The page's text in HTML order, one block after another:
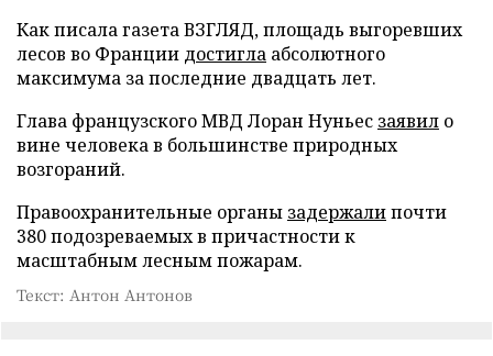
Как писала газета ВЗГЛЯД, площадь выгоревших
лесов во Франции достигла абсолютного
максимума за последние двадцать лет.
Глава французского МВД Лоран Нуньес заявил о
вине человека в большинстве природных
возгораний.
Правоохранительные органы задержалипочти
380 подозреваемых в причастности к
масштабным лесным пожарам.
Текст: Антон Антонов